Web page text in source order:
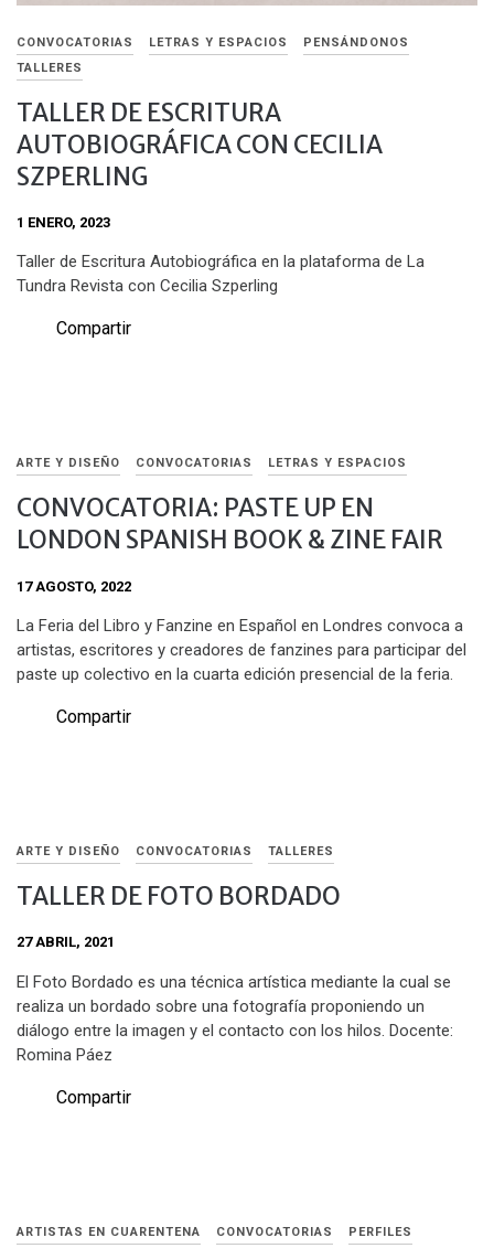
CONVOCATORIAS LETRAS Y ESPACIOS
PENSÁNDONOS
TALLERES
TALLER DE ESCRITURA
AUTOBIOGRÁFICA CON CECILIA
SZPERLING
1 ENERO, 2023
Taller de Escritura Autobiográfica en la plataforma de La
Tundra Revista con Cecilia Szperling
Compartir
ARTE Y DISEÑO CONVOCATORIAS LETRAS Y ESPACIOS
CONVOCATORIA: PASTE UP EN
LONDON SPANISH BOOK & ZINE FAIR
17 AGOSTO, 2022
La Feria del Libro y Fanzine en Español en Londres convoca a
artistas, escritores y creadores de fanzines para participar del
paste up colectivo en la cuarta edición presencial de la feria.
Compartir
ARTE Y DISEÑO CONVOCATORIAS TALLERES
TALLER DE FOTO BORDADO
27 ABRIL, 2021
El Foto Bordado es una técnica artística mediante la cual se
realiza un bordado sobre una fotografía proponiendo un
diálogo entre la imagen y el contacto con los hilos. Docente:
Romina Páez
Compartir
ARTISTAS EN CUARENTENA CONVOCATORIAS PERFILES